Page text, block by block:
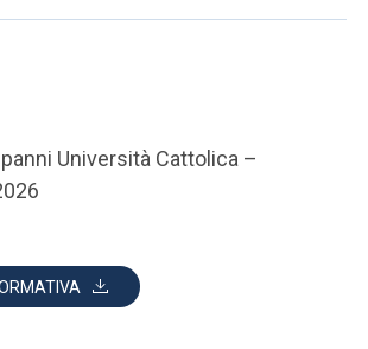
Università Cattolica –